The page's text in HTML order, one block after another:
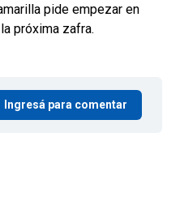
pide empezar en
próxima zafra.
Ingresá para comentar